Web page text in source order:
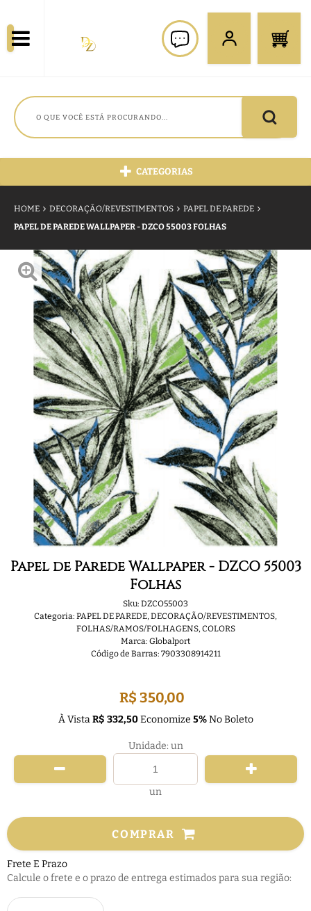
CATEGORIAS
HOME DECORAÇÃO/REVESTIMENTOS
PAPEL DE PAREDE
PAPEL DE PAREDE WALLPAPER - DZCO 55003 FOLHAS
Papel de Parede Wallpaper - DZCO 55003
Folhas
Sku: DZCO55003
Categoria: PAPEL DE PAREDE,DECORAÇÃO/REVESTIMENTOS,
FOLHAS/RAMOS/FOLHAGENS,COLORS
Marca: Globalport
Código de Barras: 7903308914211
R$ 350,00
À VistaR$ 332,50Economize 5%No Boleto
Unidade: un
un
COMPRAR
Frete E Prazo
Calcule o frete e o prazo de entrega estimados para sua região: